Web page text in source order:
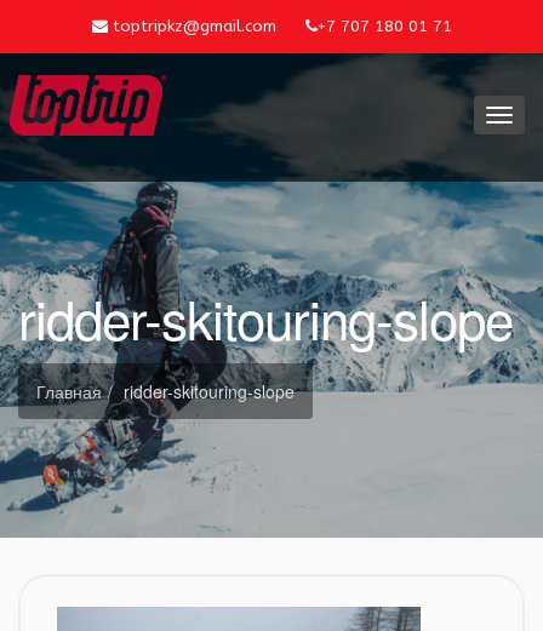
toptripkz@gmail.com +7 707 180 01 71
ridder-skitouring-slope
Главная ridder-skitouring-slope